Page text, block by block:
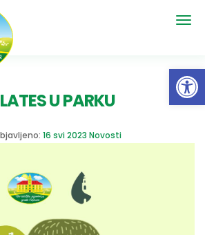
U PARKU
16 svi 2023 Novosti